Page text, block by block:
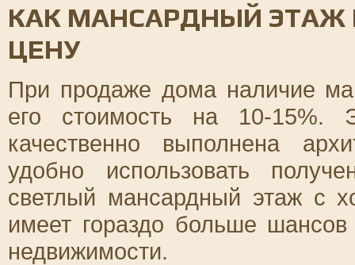
КАК МАНСАРДНЫЙ
ЦЕНУ
При продаже дома наличие
его стоимость на 10-15%.
качественно выполнена
удобно использовать
светлый мансардный этаж с
имеет гораздо больше
недвижимости.